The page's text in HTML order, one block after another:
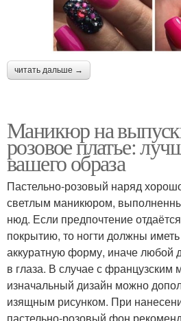
читать дальше →
Маникюр на
розовое платье:
вашего образа
Пастельно-розовый наряд
светлым маникюром,
нюд. Если предпочтение
покрытию, то ногти должны
аккуратную форму, иначе любой
в глаза. В случае с французским
изначальный дизайн можно
изящным рисунком. При